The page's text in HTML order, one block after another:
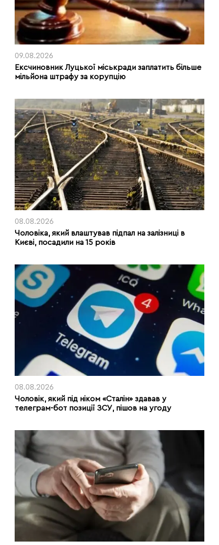
09.08.2026
Ексчиновник Луцької міськради заплатить більше
мільйона штрафу за корупцію
08.08.2026
Чоловіка, який влаштував підпал на залізниці в
Києві, посадили на 15 років
08.08.2026
Чоловік, який під ніком «Сталін» здавав у
телеграм-бот позиції ЗСУ, пішов на угоду